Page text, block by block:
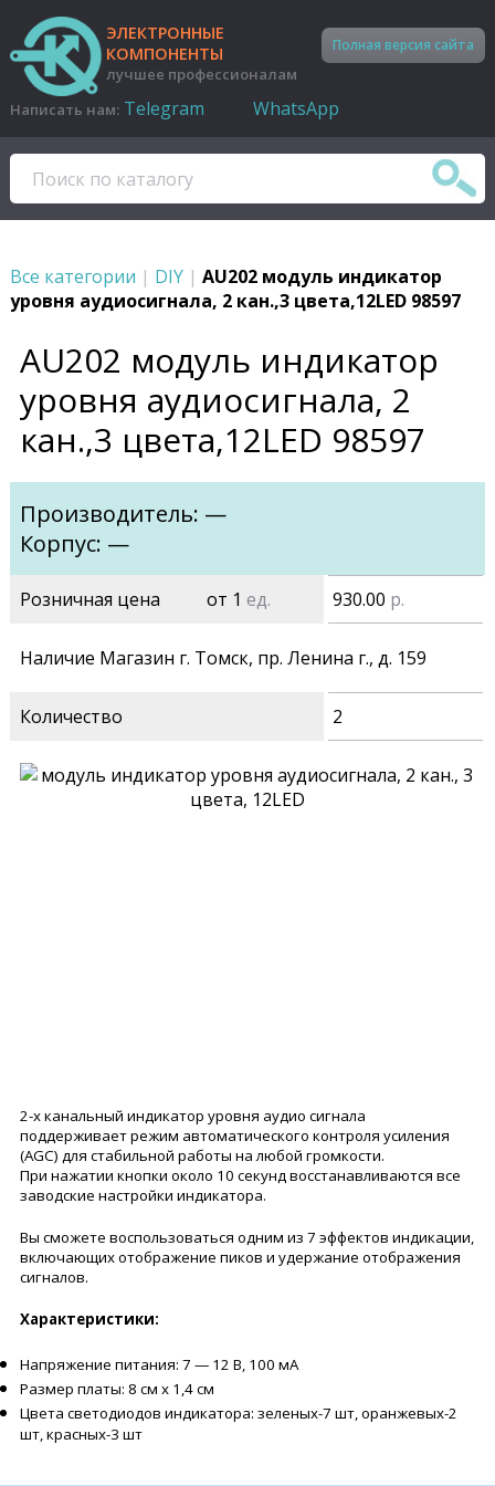
ЭЛЕКТРОННЫЕ
КОМПОНЕНТЫ
лучшее профессионалам
Полная версия сайта
Написать нам: Telegram WhatsApp
Все категории | DIY | AU202 модуль индикатор
уровня аудиосигнала, 2 кан.,3 цвета,12LED 98597
AU202 модуль индикатор
уровня аудиосигнала, 2
кан.,3 цвета,12LED 98597
Производитель: —
Корпус: —
Розничная цена от 1 ед. 930.00 р.
Наличие Магазин г. Томск, пр. Ленина г., д. 159
Количество 2
2-х канальный индикатор уровня аудио сигнала
поддерживает режим автоматического контроля усиления
(AGC) для стабильной работы на любой громкости.
При нажатии кнопки около 10 секунд восстанавливаются все
заводские настройки индикатора.
Вы сможете воспользоваться одним из 7 эффектов индикации,
включающих отображение пиков и удержание отображения
сигналов.
Характеристики:
Напряжение питания: 7 — 12 В, 100 мА
Размер платы: 8 см х 1,4 см
Цвета светодиодов индикатора: зеленых-7 шт, оранжевых-2
шт, красных-3 шт